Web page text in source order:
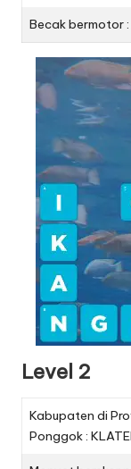
Becak bermotor :
Level 2
Kabupaten di
Ponggok :